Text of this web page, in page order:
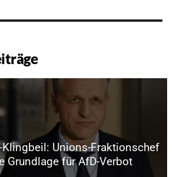
Klingbeil: Unions-Fraktionschef
Grundlage für AfD-Verbot